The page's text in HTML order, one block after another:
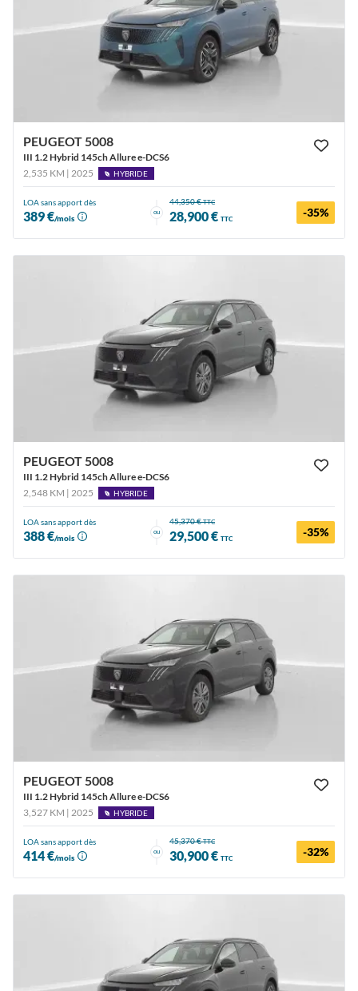
PEUGEOT 5008
III 1.2 Hybrid 145ch Allure e-DCS6
2,535 KM | 2025
HYBRIDE
LOA sans apport dès
389 €/mois
ou
44,350 €TTC
28,900 € TTC -35%
PEUGEOT 5008
III 1.2 Hybrid 145ch Allure e-DCS6
2,548 KM | 2025
HYBRIDE
LOA sans apport dès
388 €/mois
ou
45,370 €TTC
29,500 € TTC -35%
PEUGEOT 5008
III 1.2 Hybrid 145ch Allure e-DCS6
3,527 KM | 2025
HYBRIDE
LOA sans apport dès
414 €/mois
ou
45,370 €TTC
30,900 € TTC -32%